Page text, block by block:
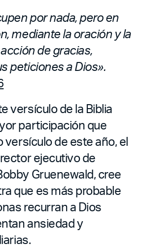
por nada, pero en
mediante la oración y la
de gracias,
peticiones a Dios».
versículo de la Biblia
participación que
versículo de este año, el
ejecutivo de
Gruenewald, cree
que es más probable
recurran a Dios
ansiedad y